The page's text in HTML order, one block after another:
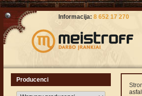
Informacija: 8 652 17 270
Producenci